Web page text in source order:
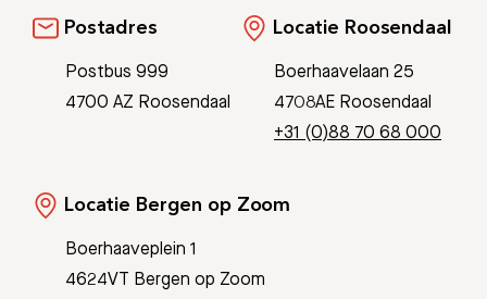
Postadres
Postbus 999
4700 AZ Roosendaal
Locatie Roosendaal
Boerhaavelaan 25
4708AE Roosendaal
+31 (0)88 70 68 000
Locatie Bergen op Zoom
Boerhaaveplein 1
4624VT Bergen op Zoom